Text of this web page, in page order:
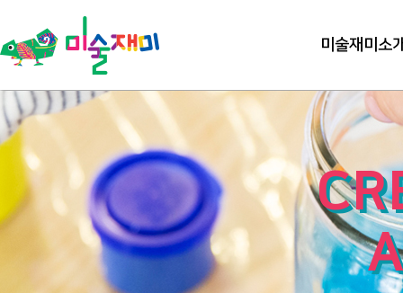
미술재미소